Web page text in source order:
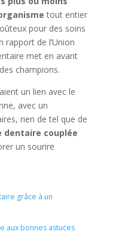
tout entier
pour des soins
rapport de l’Union
met en avant
champions.
un lien avec le
avec un
rien de tel que de
couplée
un sourire
grâce à un
aux bonnes astuces